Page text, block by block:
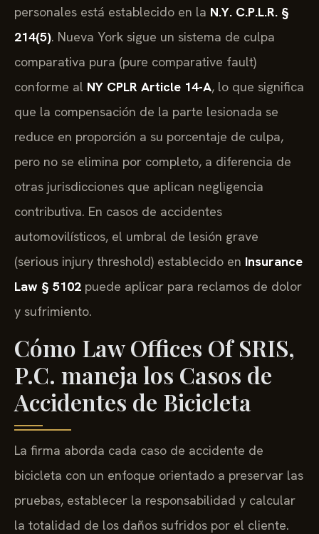
personales está establecido en la N.Y. C.P.L.R. §
214(5). Nueva York sigue un sistema de culpa
comparativa pura (pure comparative fault)
conforme al NY CPLR Article 14-A, lo que significa
que la compensación de la parte lesionada se
reduce en proporción a su porcentaje de culpa,
pero no se elimina por completo, a diferencia de
otras jurisdicciones que aplican negligencia
contributiva. En casos de accidentes
automovilísticos, el umbral de lesión grave
(serious injury threshold) establecido en Insurance
Law § 5102 puede aplicar para reclamos de dolor
y sufrimiento.
Cómo Law Offices Of SRIS,
P.C. maneja los Casos de
Accidentes de Bicicleta
La firma aborda cada caso de accidente de
bicicleta con un enfoque orientado a preservar las
pruebas, establecer la responsabilidad y calcular
la totalidad de los daños sufridos por el cliente.